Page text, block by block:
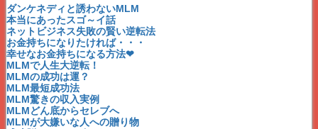
MLM～どん底からセレブへ
MLMのストレスになる事を削除！
MLMに「必要ない時間」を削除！
MLMの「経費」を削除！
MLMの「販売・在庫」を削除！
MLMの「セミナー」を削除！
MLMの「口コミ・勧誘」を削除！
ネットワークビジネスと宝くじ
MLMうまい話には裏がある！②
MLMうまい話には裏がある！①
MLM花子さんの収入実例を公開！
ダンケネディと誘わないMLM
本当にあったスゴ～イ話
ネットビジネス失敗の賢い逆転法
お金持ちになりたければ・・・
幸せなお金持ちになる方法❤
MLMで人生大逆転！
MLMの成功は運？
MLM最短成功法
MLM驚きの収入実例
MLMどん底からセレブへ
MLMが大嫌いな人への贈り物